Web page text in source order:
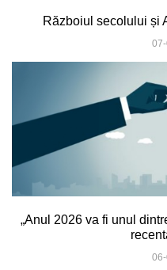
Războiul secolului și
„Anul 2026 va fi unul